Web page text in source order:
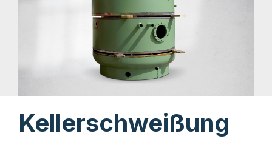
Kellerschweißung